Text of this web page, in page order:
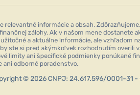
relevantné informácie a obsah.
zálohy. Ak v našom mene dostanete
a aktuálne informácie, ale vzhľadom
ste si pred akýmkoľvek rozhodnutím
limity ani špecifické podmienky ponúkané
ani odborné poradenstvo.
© 2026 CNPJ: 24.617.596/0001-31 -